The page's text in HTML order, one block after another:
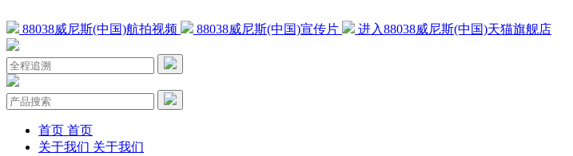
88038威尼斯(中国)航拍视频 88038威尼斯(中国)宣传片 进入88038威尼斯(中国)天猫旗舰店
首页 首页
关于我们 关于我们